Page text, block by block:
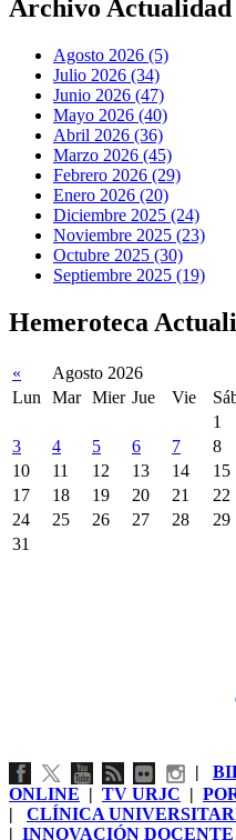
Archivo Actualidad
Agosto 2026 (5)
Julio 2026 (34)
Junio 2026 (47)
Mayo 2026 (40)
Abril 2026 (36)
Marzo 2026 (45)
Febrero 2026 (29)
Enero 2026 (20)
Diciembre 2025 (24)
Noviembre 2025 (23)
Octubre 2025 (30)
Septiembre 2025 (19)
Hemeroteca
« Agosto 2026
Lun
Mar Mier Jue Vie
1
3
4 5 6 7 8
10
11 12 13 14 15
17
18 19 20 21 22
24
25 26 27 28 29
31
|
ONLINE | TV URJC |
| CLÍNICA
| INNOVACIÓN DOCENTE